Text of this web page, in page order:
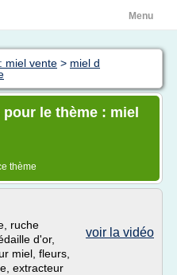
Menu
miel vente > miel d
le thème : miel
thème
voir la vidéo
ruche
d'or,
miel, fleurs,
extracteur